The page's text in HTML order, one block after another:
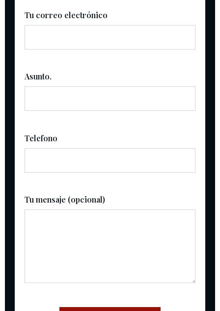
Tu correo electrónico
Asunto.
Telefono
Tu mensaje (opcional)